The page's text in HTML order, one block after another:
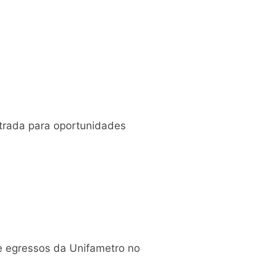
para oportunidades
egressos da Unifametro no